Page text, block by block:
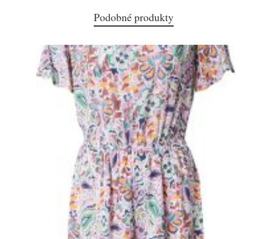
Podobné produkty